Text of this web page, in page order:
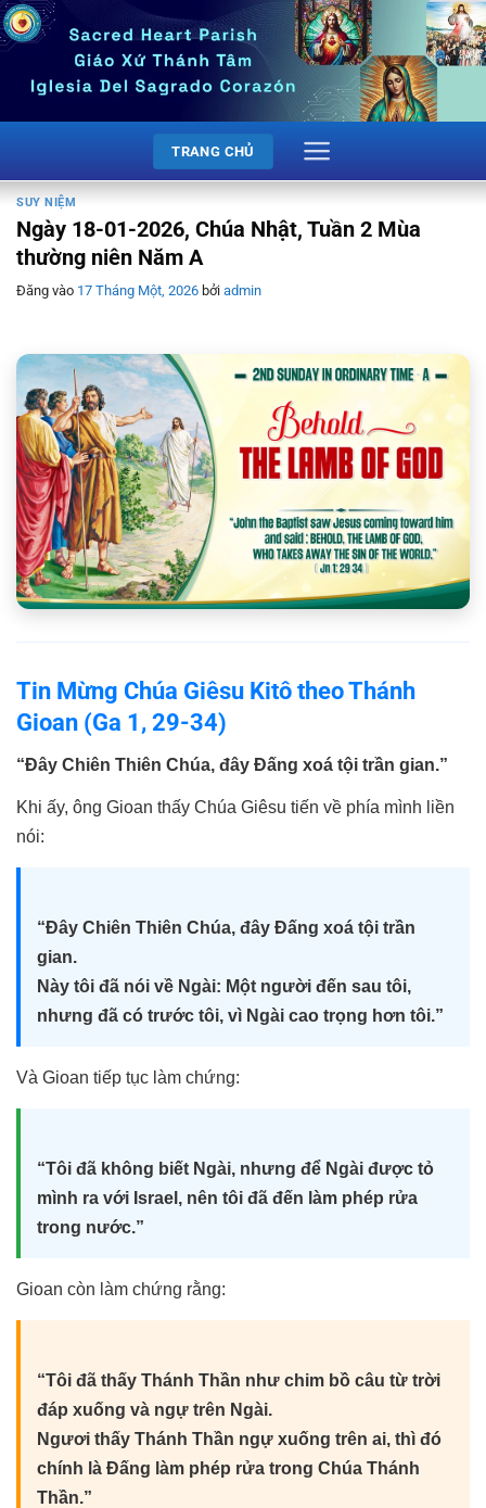
Bỏ
qua
dung
TRANG CHỦ
SUY NIỆM
Ngày 18-01-2026, Chúa Nhật, Tuần 2 Mùa
thường niên Năm A
Đăng vào 17 Tháng Một, 2026 bởi admin
Tin Mừng Chúa Giêsu Kitô theo Thánh
Gioan (Ga 1, 29-34)
“Ðây Chiên Thiên Chúa, đây Ðấng xoá tội trần gian.”
Khi ấy, ông Gioan thấy Chúa Giêsu tiến về phía mình liền
nói:
“Ðây Chiên Thiên Chúa, đây Ðấng xoá tội trần
gian.
Này tôi đã nói về Ngài: Một người đến sau tôi,
nhưng đã có trước tôi, vì Ngài cao trọng hơn tôi.”
Và Gioan tiếp tục làm chứng:
“Tôi đã không biết Ngài, nhưng để Ngài được tỏ
mình ra với Israel, nên tôi đã đến làm phép rửa
trong nước.”
Gioan còn làm chứng rằng:
“Tôi đã thấy Thánh Thần như chim bồ câu từ trời
đáp xuống và ngự trên Ngài.
Ngươi thấy Thánh Thần ngự xuống trên ai, thì đó
chính là Đấng làm phép rửa trong Chúa Thánh
Thần.”